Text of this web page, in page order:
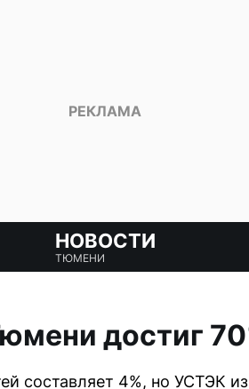
НОВОСТИ
ТЮМЕНИ
достиг
составляет 4%, но УСТЭК